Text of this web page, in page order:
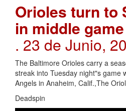
Orioles turn to
in middle
. 23 de Junio,
The Baltimore Orioles carry a
streak into Tuesday night"s game
Angels in Anaheim, Calif.,The
Deadspin